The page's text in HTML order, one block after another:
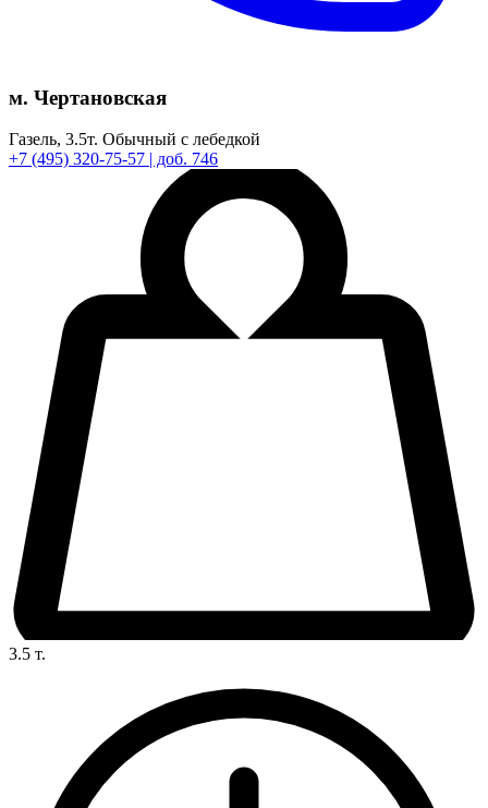
м. Чертановская
Газель, 3.5т. Обычный с лебедкой
+7 (495) 320-75-57 | доб. 746
3.5 т.